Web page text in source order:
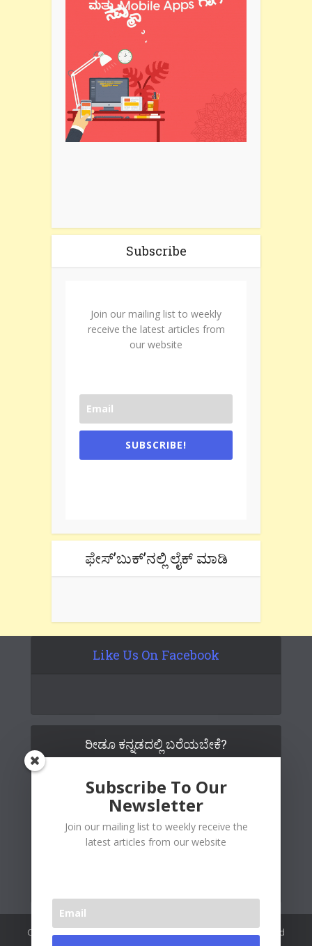
Subscribe
Join our mailing list to weekly
receive the latest articles from
our website
SUBSCRIBE!
ಫೇಸ್’ಬುಕ್’ನಲ್ಲಿ ಲೈಕ್ ಮಾಡಿ
Like Us On Facebook
ರೀಡೂ ಕನ್ನಡದಲ್ಲಿ ಬರೆಯಬೇಕೆ?
Copywrite© 2026 Readoo Media Private Limited. Created and
Subscribe To Our
Newsletter
Join our mailing list to weekly receive the
latest articles from our website